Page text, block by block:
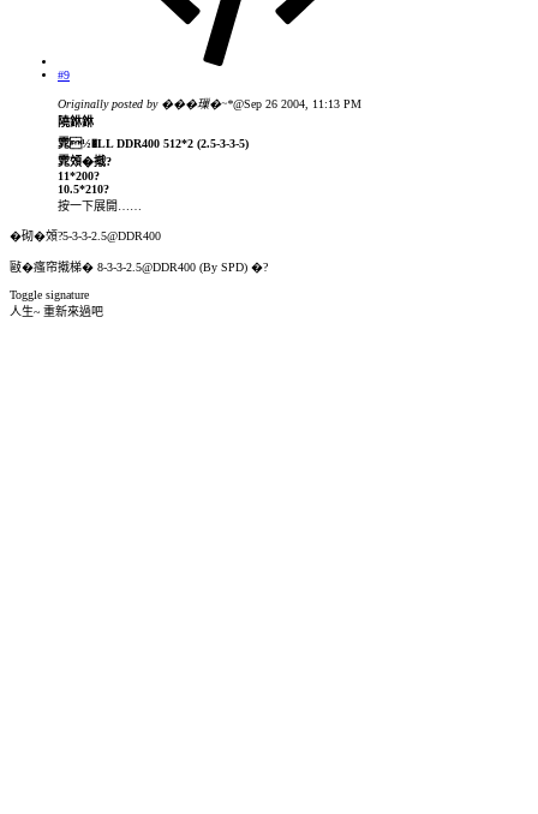
#9
Originally posted by ���璅�~*@Sep 26 2004, 11:13 PM
隢銝銝
雿½�LL DDR400 512*2 (2.5-3-3-5)
雿頝�撠?
11*200?
10.5*210?
按一下展開……
�砌�頝?5-3-3-2.5@DDR400
敺�瘙帘撠梯� 8-3-3-2.5@DDR400 (By SPD) �?
Toggle signature
人生~ 重新來過吧